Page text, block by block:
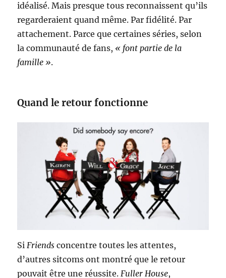
idéalisé. Mais presque tous reconnaissent qu’ils
regarderaient quand même. Par fidélité. Par
attachement. Parce que certaines séries, selon
la communauté de fans, « font partie de la
famille ».
Quand le retour fonctionne
SiFriends concentre toutes les attentes,
d’autres sitcoms ont montré que le retour
pouvait être une réussite.Fuller House,